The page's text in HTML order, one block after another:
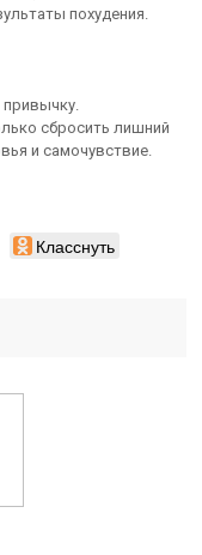
похудения.
сбросить лишний
и самочувствие.
Класснуть